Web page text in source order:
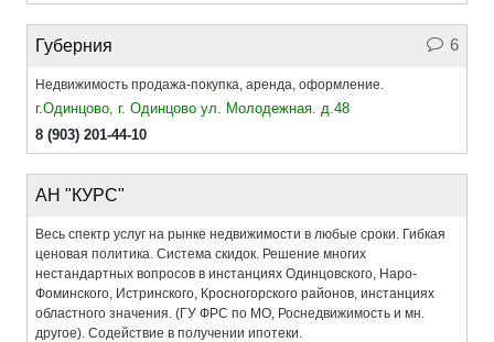
6
Губерния
Недвижимость продажа-покупка, аренда, оформление.
г.Одинцово, г. Одинцово ул. Молодежная. д.48
8 (903) 201-44-10
АН "КУРС"
Весь спектр услуг на рынке недвижимости в любые сроки. Гибкая
ценовая политика. Система скидок. Решение многих
нестандартных вопросов в инстанциях Одинцовского, Наро-
Фоминского, Истринского, Кросногорского районов, инстанциях
областного значения. (ГУ ФРС по МО, Роснедвижимость и мн.
другое). Содействие в получении ипотеки.